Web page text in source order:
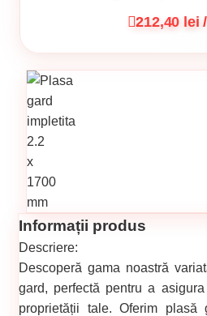
212,40 lei
Informații produs
Descriere:
Descoperă gama noastră
gard, perfectă pentru a
proprietății tale. Oferim plasă